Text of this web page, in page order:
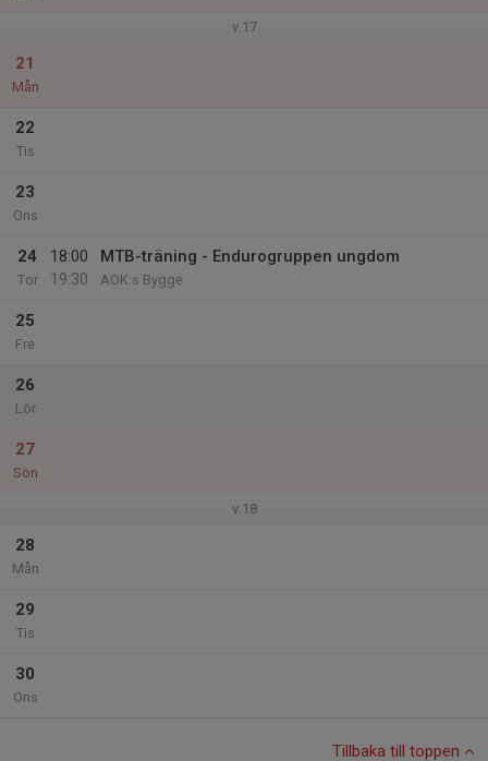
v.17
21
Mån
22
Tis
23
Ons
24
Tor
18:00
19:30
MTB-träning - Endurogruppen ungdom
AOK:s Bygge
25
Fre
26
Lör
27
Sön
v.18
28
Mån
29
Tis
30
Ons
Tillbaka till toppen